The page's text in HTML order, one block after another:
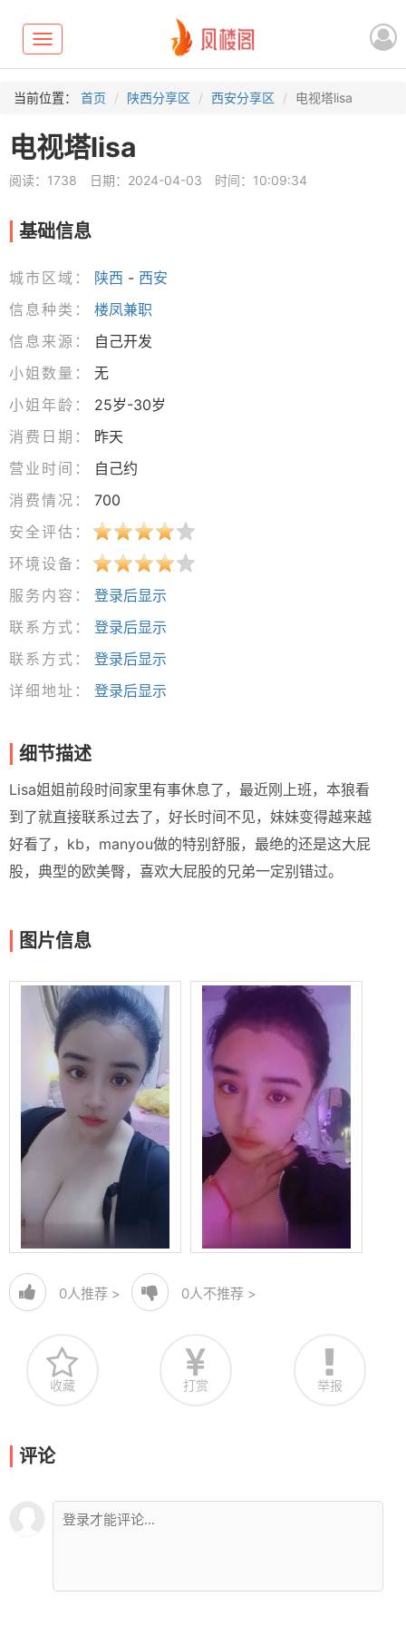
Toggle
navigation
当前位置： 首页 陕西分享区 西安分享区 电视塔lisa
电视塔lisa
阅读：1738 日期：2024-04-03 时间：10:09:34
基础信息
城市区域： 陕西 - 西安
信息种类：
楼凤兼职
信息来源：
自己开发
小姐数量：
无
小姐年龄：
25岁-30岁
消费日期：
昨天
营业时间：
自己约
消费情况：
700
安全评估：
环境设备：
服务内容：
登录后显示
联系方式：
登录后显示
联系方式：
登录后显示
详细地址：
登录后显示
细节描述
Lisa姐姐前段时间家里有事休息了，最近刚上班，本狼看
到了就直接联系过去了，好长时间不见，妹妹变得越来越
好看了，kb，manyou做的特别舒服，最绝的还是这大屁
股，典型的欧美臀，喜欢大屁股的兄弟一定别错过。
图片信息
0人推荐 > 0人不推荐 >
收藏 打赏 举报
评论